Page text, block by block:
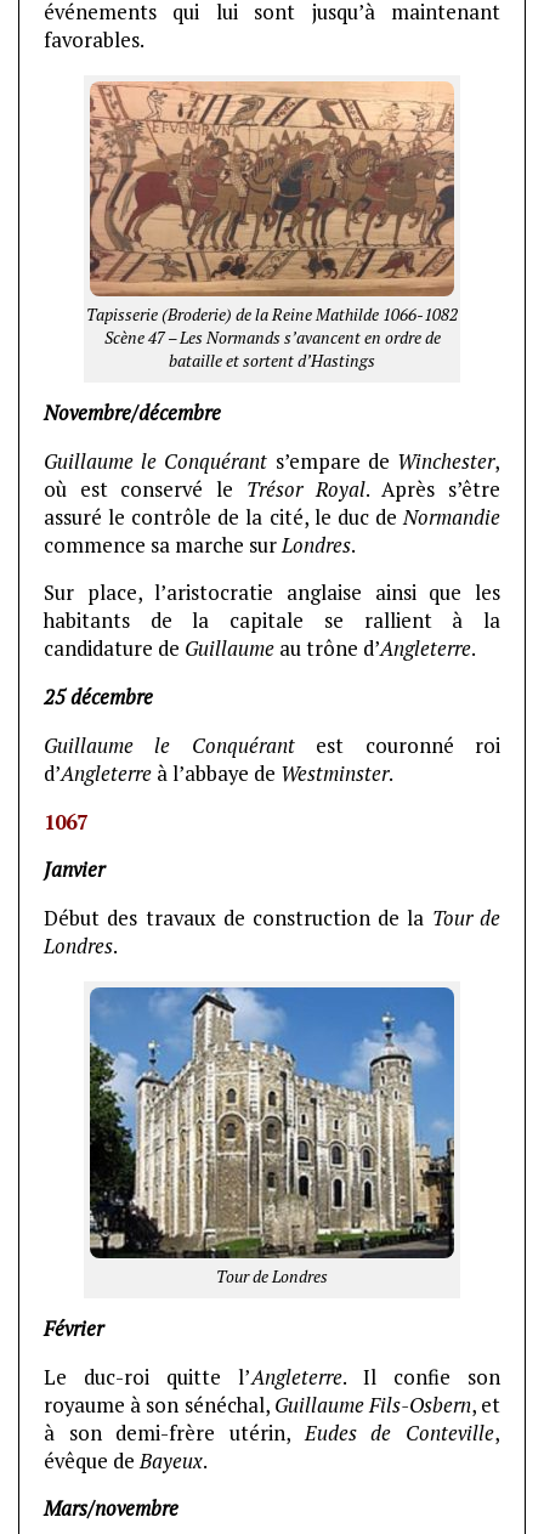
événements qui lui sont jusqu’à maintenant
favorables.
Tapisserie (Broderie) de la Reine Mathilde 1066-1082
Scène 47 – Les Normands s’avancent en ordre de
bataille et sortent d’Hastings
Novembre/décembre
Guillaume le Conquérant s’empare de Winchester,
où est conservé le Trésor Royal. Après s’être
assuré le contrôle de la cité, le duc deNormandie
commence sa marche surLondres.
Sur place, l’aristocratie anglaise ainsi que les
habitants de la capitale se rallient à la
candidature de Guillaume au trône d’Angleterre.
25 décembre
Guillaume le Conquérantest couronné roi
d’Angleterre à l’abbaye de Westminster.
1067
Janvier
Début des travaux de construction de la Tour de
Londres.
Tour de Londres
Février
Le duc-roi quitte l’Angleterre. Il confie son
royaume à son sénéchal, Guillaume Fils-Osbern, et
à son demi-frère utérin,Eudes de Conteville,
évêque deBayeux.
Mars/novembre